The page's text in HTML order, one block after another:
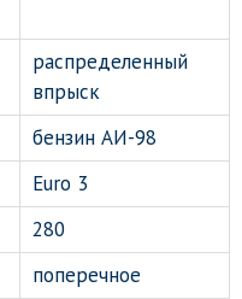
распределенный
впрыск
бензин АИ-98
Euro 3
280
поперечное